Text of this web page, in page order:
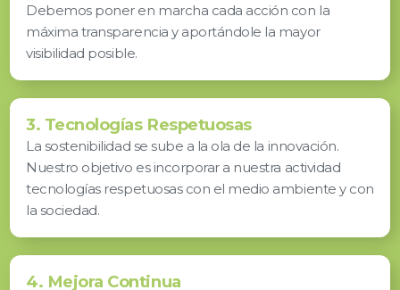
Debemos poner en marcha cada acción con la
máxima transparencia y aportándole la mayor
visibilidad posible.
3. Tecnologías Respetuosas
La sostenibilidad se sube a la ola de la innovación.
Nuestro objetivo es incorporar a nuestra actividad
tecnologías respetuosas con el medio ambiente y con
la sociedad.
4. Mejora Continua